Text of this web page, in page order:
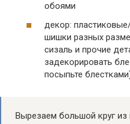
обоями
декор:
шишки разных
сизаль и прочие
задекорировать
посыпьте
Вырезаем большой круг из